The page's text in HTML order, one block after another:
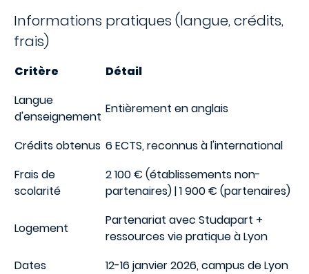
Informations pratiques (langue, crédits,
frais)
Critère
Détail
Langue
d'enseignement
Entièrement en anglais
Crédits obtenus 6 ECTS, reconnus à l'international
Frais de
scolarité
2 100 € (établissements non-
partenaires) | 1 900 € (partenaires)
Logement
Partenariat avec Studapart +
ressources vie pratique à Lyon
Dates
12-16 janvier 2026, campus de Lyon